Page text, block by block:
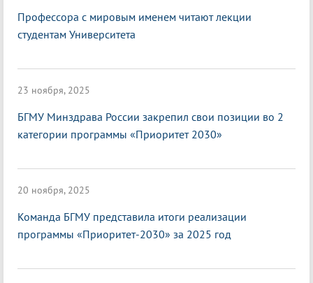
Профессора с мировым именем читают лекции
студентам Университета
23 ноября, 2025
БГМУ Минздрава России закрепил свои позиции во 2
категории программы «Приоритет 2030»
20 ноября, 2025
Команда БГМУ представила итоги реализации
программы «Приоритет-2030» за 2025 год